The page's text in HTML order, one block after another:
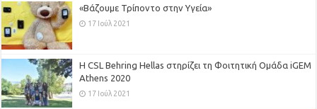
«Βάζουμε Τρίποντο στην Υγεία»
17 Ιούλ 2021
H CSL Behring Hellas στηρίζει τη Φοιτητική Ομάδα iGEM
Athens 2020
17 Ιούλ 2021